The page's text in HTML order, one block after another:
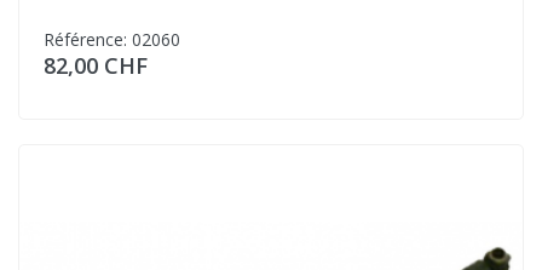
Référence: 02060
82,00 CHF